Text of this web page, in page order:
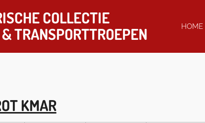
COLLECTIE
& TRANSPORTTROEPEN HOME
KMAR